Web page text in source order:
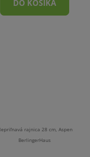
DO KOŠÍKA
rajnica 28 cm, Aspen
BerlingerHaus